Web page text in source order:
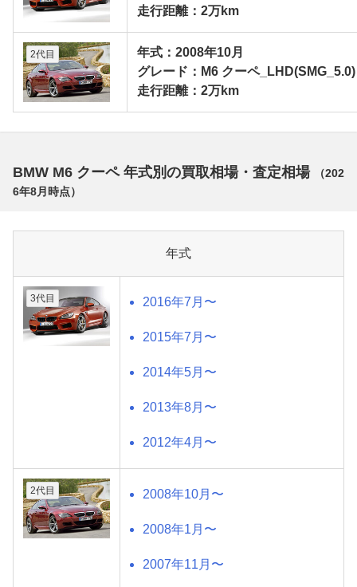
走行距離：2万km
2代目
年式：2008年10月
グレード：M6 クーペ_LHD(SMG_5.0)
走行距離：2万km
BMW M6 クーペ 年式別の買取相場・査定相場 （202
6年8月 時点）
年式
3代目 2016年7月〜
2015年7月〜
2014年5月〜
2013年8月〜
2012年4月〜
2代目 2008年10月〜
2008年1月〜
2007年11月〜